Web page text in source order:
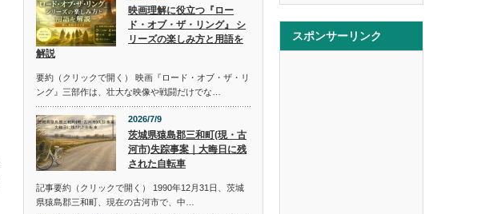
映画理解に役立つ『ロー
ド・オブ・ザ・リング』 シ
リーズの楽しみ方と用語を
解説
要約（クリックで開く） 映画『ロード・オブ・ザ・リ
ング』三部作は、壮大な映像や戦闘だけでな…
2026/7/9
茨城県猿島郡三和町(現・古
河市)失踪事案｜大晦日に残
された自転車
記事要約（クリックで開く） 1990年12月31日、茨城
県猿島郡三和町、現在の古河市で、中…
スポンサーリンク